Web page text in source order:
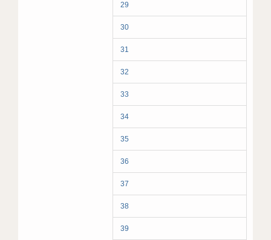
29
30
31
32
33
34
35
36
37
38
39